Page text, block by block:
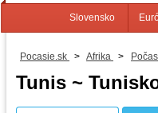
Slovensko
Pocasie.sk > Afrika >
Tunis ~